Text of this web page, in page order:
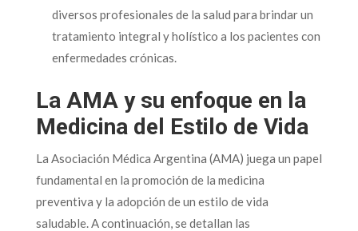
diversos profesionales de la salud para brindar un
tratamiento integral y holístico a los pacientes con
enfermedades crónicas.
La AMA y su enfoque en la
Medicina del Estilo de Vida
La Asociación Médica Argentina (AMA) juega un papel
fundamental en la promoción de la medicina
preventiva y la adopción de un estilo de vida
saludable. A continuación, se detallan las